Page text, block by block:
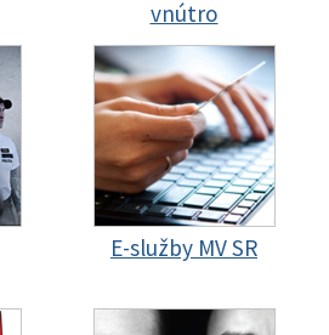
vnútro
E-služby MV SR